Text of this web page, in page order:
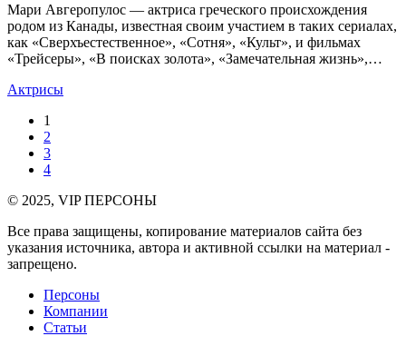
Мари Авгеропулос — актриса греческого происхождения
родом из Канады, известная своим участием в таких сериалах,
как «Сверхъестественное», «Сотня», «Культ», и фильмах
«Трейсеры», «В поисках золота», «Замечательная жизнь»,…
Актрисы
1
2
3
4
© 2025, VIP ПЕРСОНЫ
Все права защищены, копирование материалов сайта без
указания источника, автора и активной ссылки на материал -
запрещено.
Персоны
Компании
Статьи